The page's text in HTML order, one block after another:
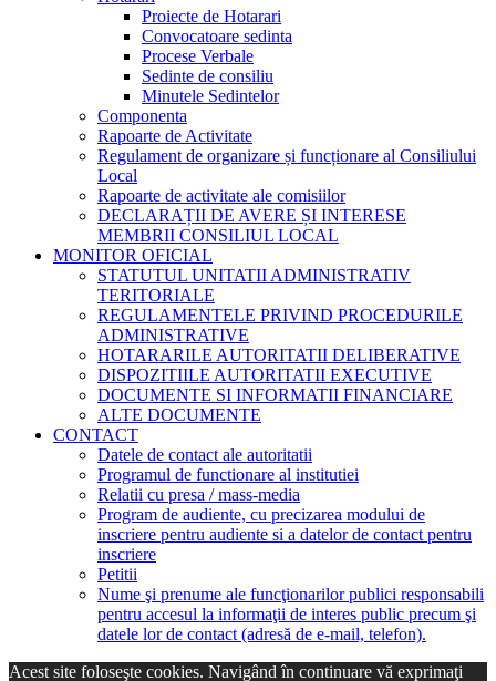
Proiecte de Hotarari
Convocatoare sedinta
Procese Verbale
Sedinte de consiliu
Minutele Sedintelor
Componenta
Rapoarte de Activitate
Regulament de organizare și funcționare al Consiliului
Local
Rapoarte de activitate ale comisiilor
DECLARAȚII DE AVERE ȘI INTERESE
MEMBRII CONSILIUL LOCAL
MONITOR OFICIAL
STATUTUL UNITATII ADMINISTRATIV
TERITORIALE
REGULAMENTELE PRIVIND PROCEDURILE
ADMINISTRATIVE
HOTARARILE AUTORITATII DELIBERATIVE
DISPOZITIILE AUTORITATII EXECUTIVE
DOCUMENTE SI INFORMATII FINANCIARE
ALTE DOCUMENTE
CONTACT
Datele de contact ale autoritatii
Programul de functionare al institutiei
Relatii cu presa / mass-media
Program de audiente, cu precizarea modului de
inscriere pentru audiente si a datelor de contact pentru
inscriere
Petitii
Nume şi prenume ale funcţionarilor publici responsabili
pentru accesul la informaţii de interes public precum şi
datele lor de contact (adresă de e-mail, telefon).
Acest site foloseşte cookies. Navigând în continuare vă exprimaţi